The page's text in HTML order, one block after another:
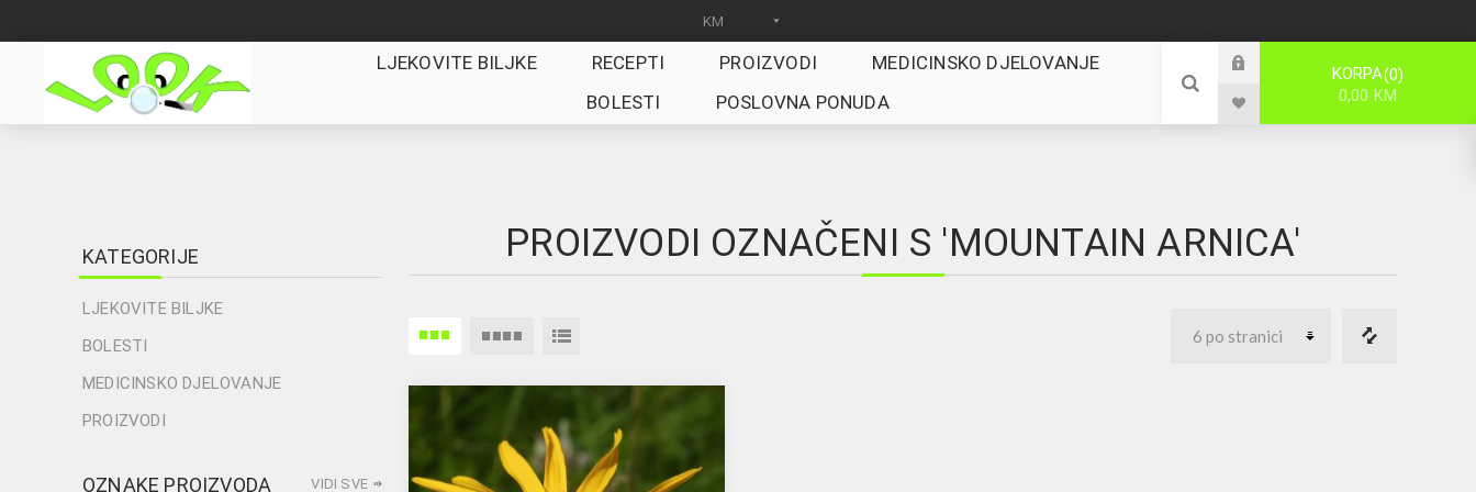
LJEKOVITE BILJKE RECEPTI PROIZVODI
MEDICINSKO DJELOVANJE
BOLESTI
POSLOVNA PONUDA
KORPA 0
0,00 KM
PROIZVODI OZNAČENI S 'MOUNTAIN ARNICA'
KATEGORIJE
LJEKOVITE BILJKE
BOLESTI
MEDICINSKO DJELOVANJE
PROIZVODI
OZNAKE PROIZVODA VIDI SVE